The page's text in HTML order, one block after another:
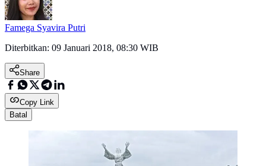
Famega Syavira Putri
Diterbitkan: 09 Januari 2018, 08:30 WIB
Share
Copy Link
Batal